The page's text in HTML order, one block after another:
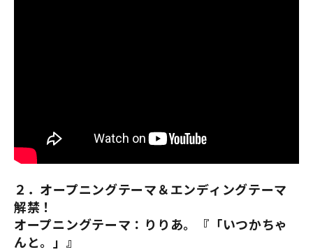
２．オープニングテーマ＆エンディングテーマ
解禁！
オープニングテーマ：りりあ。『「いつかちゃ
んと。」』